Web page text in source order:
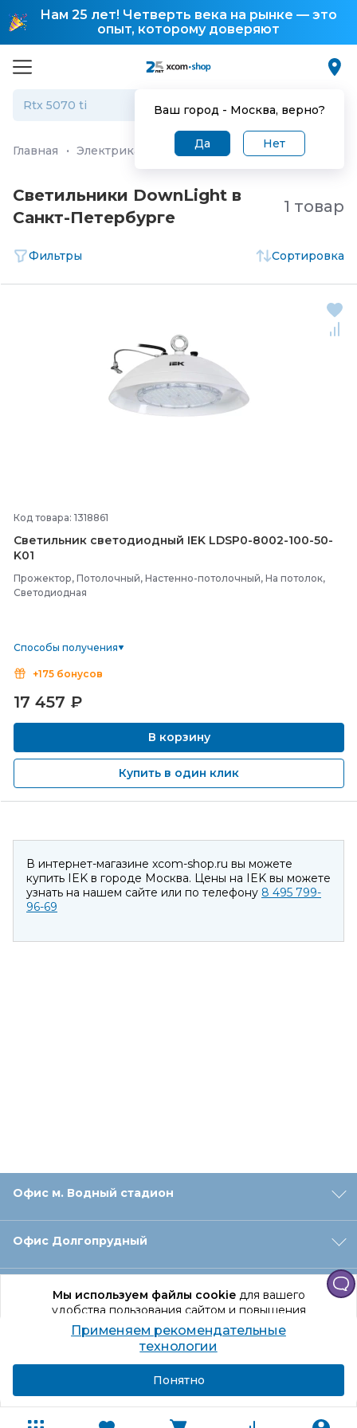
Нам 25 лет! Четверть века на рынке — это
опыт, которому доверяют
Ваш город - Москва, верно?
Да Нет
Мы используем файлы cookieдля вашего
удобства пользования сайтом и повышения
качества рекомендаций.
Продолжая использование сайта, вы даете
согласие на обработку персональных данных
Главная · Электрика и системы электропитания
Светильники DownLight в
Санкт-Петербургe
1 товар
Фильтры Сортировка
Код товара: 1318861
Светильник светодиодный IEK LDSP0-8002-100-50-
K01
Прожектор, Потолочный, Настенно-потолочный, На потолок,
Светодиодная
Способы получения
+175 бонусов
17 457 ₽
В корзину
Купить в один клик
В интернет-магазине xcom-shop.ru вы можете
купить IEK в городе Москва. Цены на IEK вы можете
узнать на нашем сайте или по телефону 8 495 799-
96-69
Офис м. Водный стадион
Офис Долгопрудный
Офис Санкт‑Петербург
Оформление заказа
Применяем рекомендательные
технологии
Понятно